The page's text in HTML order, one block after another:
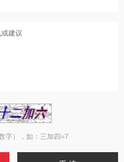
字），如：三加四=7